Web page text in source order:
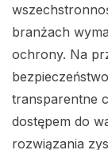
branżach
ochrony. Na
transparentne
dostępem do
rozwiązania